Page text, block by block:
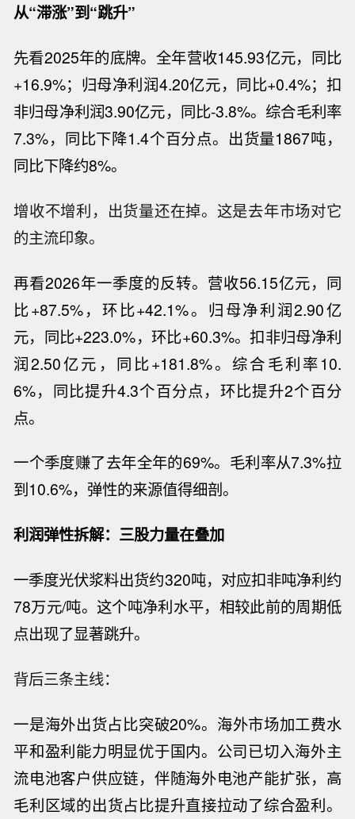
从“滞涨”到“跳升”
先看2025年的底牌。全年营收145.93亿元，同比
+16.9%；归母净利润4.20亿元，同比+0.4%；扣
非归母净利润3.90亿元，同比-3.8%。综合毛利率
7.3%，同比下降1.4个百分点。出货量1867吨，
同比下降约8%。
增收不增利，出货量还在掉。这是去年市场对它
的主流印象。
再看2026年一季度的反转。营收56.15亿元，同
比+87.5%，环比+42.1%。归母净利润2.90亿
元，同比+223.0%，环比+60.3%。扣非归母净利
润2.50亿元，同比+181.8%。综合毛利率10.
6%，同比提升4.3个百分点，环比提升2个百分
点。
一个季度赚了去年全年的69%。毛利率从7.3%拉
到10.6%，弹性的来源值得细剖。
利润弹性拆解：三股力量在叠加
一季度光伏浆料出货约320吨，对应扣非吨净利约
78万元/吨。这个吨净利水平，相较此前的周期低
点出现了显著跳升。
背后三条主线：
一是海外出货占比突破20%。海外市场加工费水
平和盈利能力明显优于国内。公司已切入海外主
流电池客户供应链，伴随海外电池产能扩张，高
毛利区域的出货占比提升直接拉动了综合盈利。